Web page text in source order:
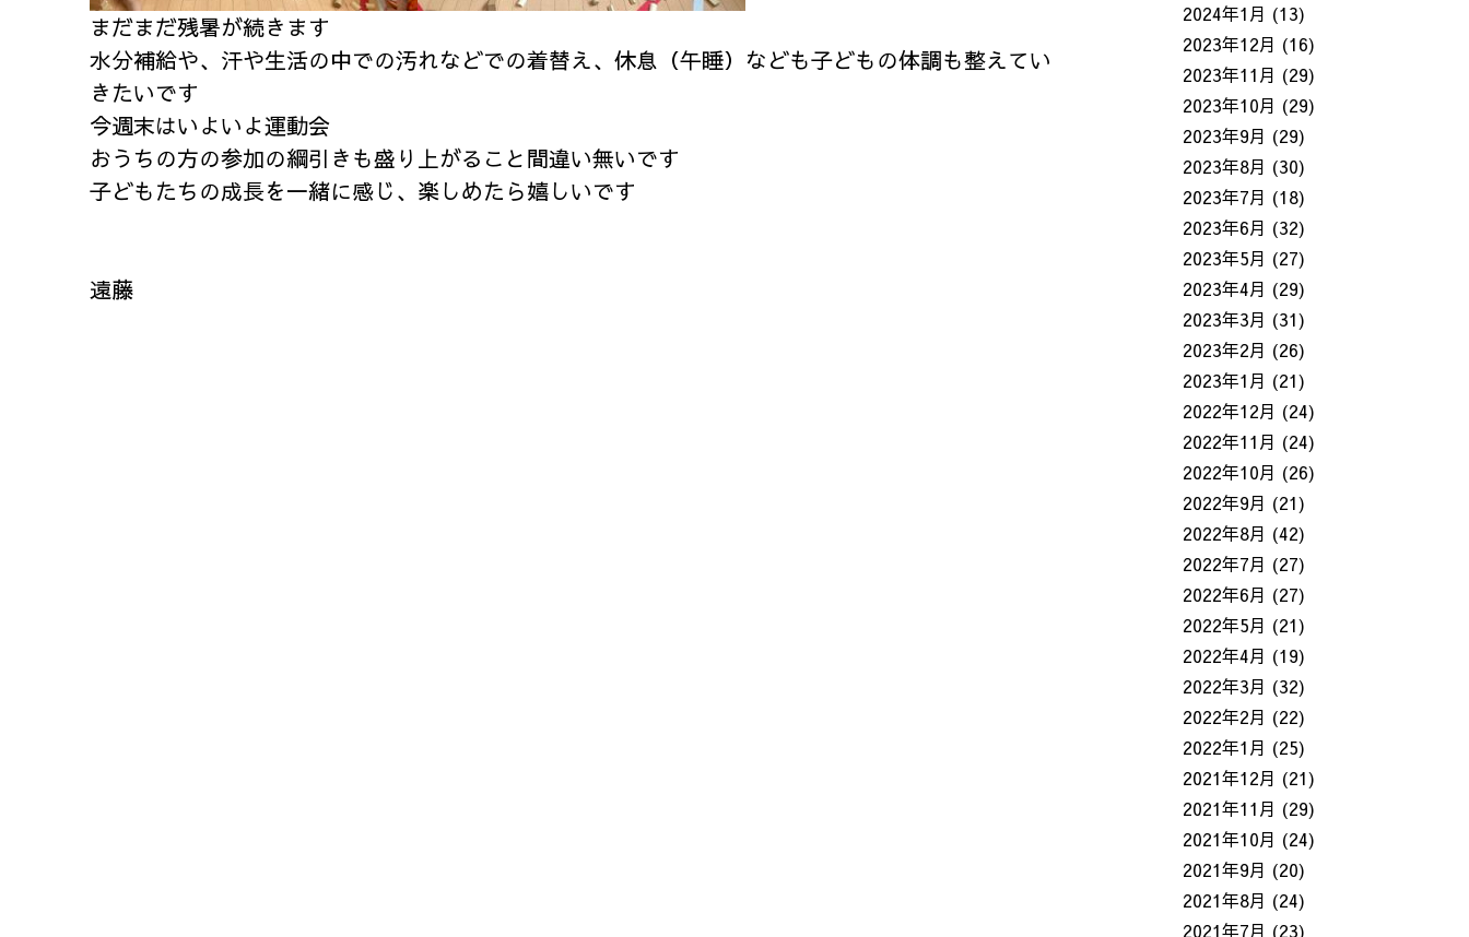
まだまだ残暑が続きます
水分補給や、汗や生活の中での汚れなどでの着替え、休息（午睡）なども子どもの体調も整えてい
きたいです
今週末はいよいよ運動会
おうちの方の参加の綱引きも盛り上がること間違い無いです
子どもたちの成長を一緒に感じ、楽しめたら嬉しいです
遠藤
2024年1月 (13)
2023年12月 (16)
2023年11月 (29)
2023年10月 (29)
2023年9月 (29)
2023年8月 (30)
2023年7月 (18)
2023年6月 (32)
2023年5月 (27)
2023年4月 (29)
2023年3月 (31)
2023年2月 (26)
2023年1月 (21)
2022年12月 (24)
2022年11月 (24)
2022年10月 (26)
2022年9月 (21)
2022年8月 (42)
2022年7月 (27)
2022年6月 (27)
2022年5月 (21)
2022年4月 (19)
2022年3月 (32)
2022年2月 (22)
2022年1月 (25)
2021年12月 (21)
2021年11月 (29)
2021年10月 (24)
2021年9月 (20)
2021年8月 (24)
2021年7月 (23)